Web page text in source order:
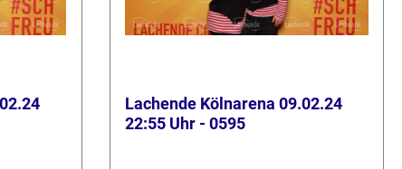
Lachende Kölnarena 09.02.24
22:55 Uhr - 0595